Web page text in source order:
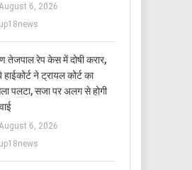
6, 2026
up18news
तेजपाल रेप केस में दोषी करार,
हाईकोर्ट ने ट्रायल कोर्ट का
पलटा, सजा पर अलग से होगी
6, 2026
up18news